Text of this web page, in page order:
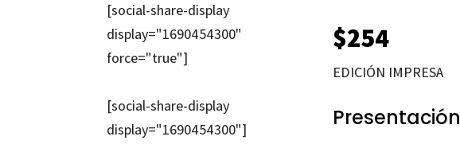
[social-share-display
display="1690454300"
force="true"]
[social-share-display
display="1690454300"]
$254
EDICIÓN IMPRESA
Presentación